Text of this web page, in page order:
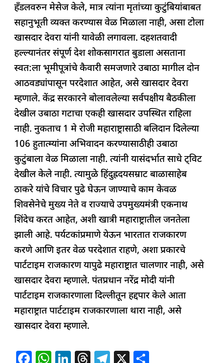
हॅंडलवरुन मेसेज केले, मात्र त्यांना मृतांच्या कुटुंबियांबाबत
सहानुभूती व्यक्त करण्यास वेळ मिळाला नाही, असा टोला
खासदार देवरा यांनी यावेळी लगावला. दहशतवादी
हल्ल्यानंतर संपूर्ण देश शोकसागरात बुडाला असताना
स्वत:ला भूमीपूत्रांचे कैवारी समजणारे उबाठा मागील दोन
आठवड्यांपासून परदेशात आहेत, असे खासदार देवरा
म्हणाले. केंद्र सरकारने बोलावलेल्या सर्वपक्षीय बैठकीला
देखील उबाठा गटाचा एकही खासदार उपस्थित राहिला
नाही. नुकताच 1 मे रोजी महाराष्ट्रासाठी बलिदान दिलेल्या
106 हुतात्म्यांना अभिवादन करण्यासाठीही उबाठा
कुटुंबाला वेळ मिळाला नाही. त्यांनी यासंदर्भात साधे ट्विट
देखील केले नाही. त्यामुळे हिंदुह्रदयसम्राट बाळासाहेब
ठाकरे यांचे विचार पुढे घेऊन जाण्याचे काम केवळ
शिवसेनेचे मुख्य नेते व राज्याचे उपमुख्यमंत्री एकनाथ
शिंदेच करत आहेत, अशी खात्री महाराष्ट्रातील जनतेला
झाली आहे. पर्यटकांप्रमाणे येऊन भारतात राजकारण
करणे आणि इतर वेळ परदेशात राहणे, अशा प्रकारचे
पार्टटाइम राजकारण यापुढे महाराष्ट्रात चालणार नाही, असे
खासदार देवरा म्हणाले. पंतप्रधान नरेंद्र मोदी यांनी
पार्टटाइम राजकारणाला दिल्लीतून हद्दपार केले आता
महाराष्ट्रात पार्टटाइम राजकारणाला थारा नाही, असे
खासदार देवरा म्हणाले.
F W Li T T X